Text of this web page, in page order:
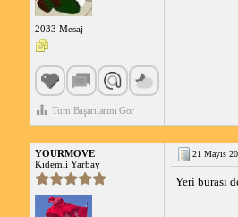
2033 Mesaj
Tüm Başarılarını Gör
YOURMOVE
Kıdemli Yarbay
21 Mayıs
Yeri burası